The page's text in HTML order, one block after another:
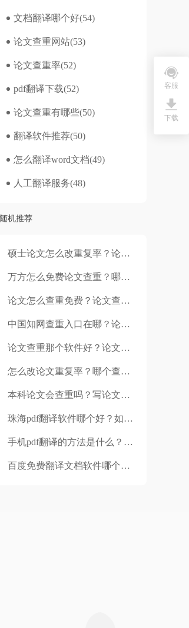
文档翻译哪个好(54)
论文查重网站(53)
论文查重率(52)
pdf翻译下载(52)
论文查重有哪些(50)
翻译软件推荐(50)
怎么翻译word文档(49)
人工翻译服务(48)
随机推荐
硕士论文怎么改重复率？论文查重的意义是什么？
万方怎么免费论文查重？哪款查重软件真的免费？
论文怎么查重免费？论文查重软件哪个好？
中国知网查重入口在哪？论文检测哪些内容？
论文查重那个软件好？论文查重的作用有哪些？
怎么改论文重复率？哪个查重系统的自动降重效果好？
本科论文会查重吗？写论文致谢要注意些什么？
珠海pdf翻译软件哪个好？如何辨别翻译公司是否正规？
手机pdf翻译的方法是什么？该如何选择翻译公司？
百度免费翻译文档软件哪个好？福昕翻译怎么用？
客服
下载